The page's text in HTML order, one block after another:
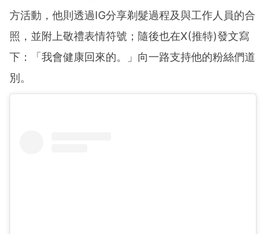
方活動，他則透過IG分享剃髮過程及與工作人員的合
照，並附上敬禮表情符號；隨後也在X(推特)發文寫
下：「我會健康回來的。」向一路支持他的粉絲們道
別。